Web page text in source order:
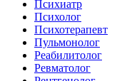
Психиатр
Психолог
Психотерапевт
Пульмонолог
Реабилитолог
Ревматолог